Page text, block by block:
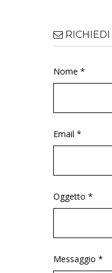
Nome *
Email *
Oggetto *
Messaggio *